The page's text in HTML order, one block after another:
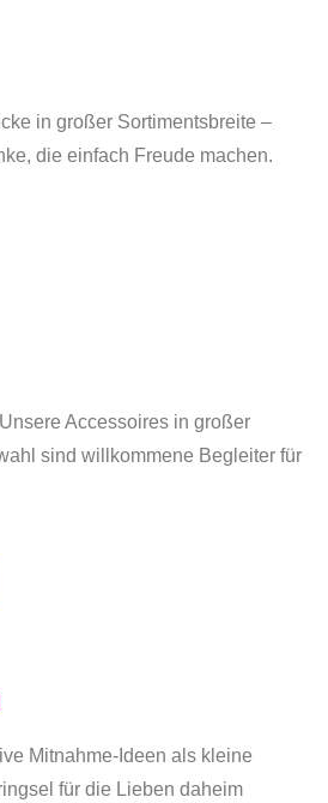
in großer Sortimentsbreite –
die einfach Freude machen.
Accessoires in großer
sind willkommene Begleiter für
Mitnahme-Ideen als kleine
für die Lieben daheim